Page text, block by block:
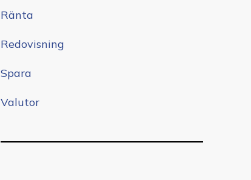
Ränta
Redovisning
Spara
Valutor